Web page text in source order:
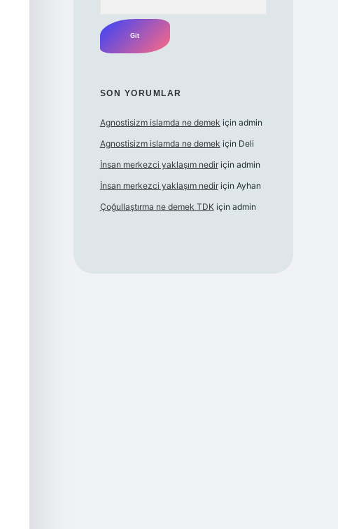
SON YORUMLAR
Agnostisizm islamda ne demek için admin
Agnostisizm islamda ne demek için Deli
İnsan merkezci yaklaşım nediriçin admin
İnsan merkezci yaklaşım nediriçin Ayhan
Çoğullaştırma ne demek TDKiçin admin